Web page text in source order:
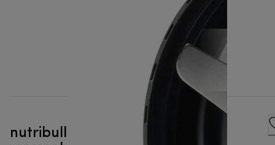
nutribullet® Original extractor